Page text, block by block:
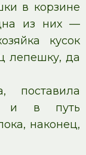
в корзине
из них —
кусок
лепешку, да
поставила
и в путь
наконец,